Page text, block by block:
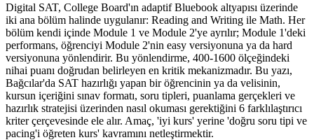
Digital SAT, College Board'ın adaptif Bluebook altyapısı üzerinde
iki ana bölüm halinde uygulanır: Reading and Writing ile Math. Her
bölüm kendi içinde Module 1 ve Module 2'ye ayrılır; Module 1'deki
performans, öğrenciyi Module 2'nin easy versiyonuna ya da hard
versiyonuna yönlendirir. Bu yönlendirme, 400-1600 ölçeğindeki
nihai puanı doğrudan belirleyen en kritik mekanizmadır. Bu yazı,
Bağcılar'da SAT hazırlığı yapan bir öğrencinin ya da velisinin,
kursun içeriğini sınav formatı, soru tipleri, puanlama gerçekleri ve
hazırlık stratejisi üzerinden nasıl okuması gerektiğini 6 farklılaştırıcı
kriter çerçevesinde ele alır. Amaç, 'iyi kurs' yerine 'doğru soru tipi ve
pacing'i öğreten kurs' kavramını netleştirmektir.